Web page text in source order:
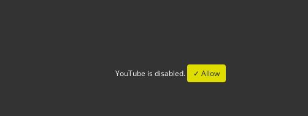
YouTube is disabled. ✓ Allow